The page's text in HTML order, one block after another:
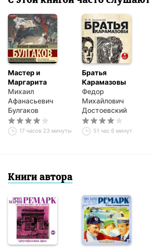
Мастер и
Маргарита
Михаил
Афанасьевич
Булгаков
17 часов 23 минуты
Братья
Карамазовы
Федор
Михайлович
Достоевский
51 час 6 минут
Книги автора